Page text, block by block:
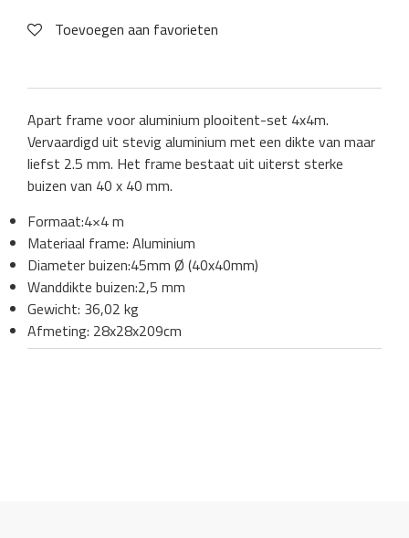
Toevoegen aan favorieten
Apart frame voor aluminium plooitent-set 4x4m.
Vervaardigd uit stevig aluminium met een dikte van maar
liefst 2.5 mm. Het frame bestaat uit uiterst sterke
buizen van 40 x 40 mm.
Formaat:4×4 m
Materiaal frame: Aluminium
Diameter buizen:45mm Ø (40x40mm)
Wanddikte buizen:2,5 mm
Gewicht: 36,02 kg
Afmeting: 28x28x209cm